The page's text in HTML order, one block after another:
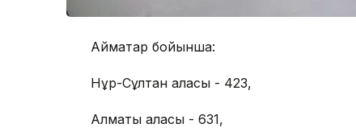
Аймақтар бойынша:
Нұр-Сұлтан қаласы - 423,
Алматы қаласы - 631,